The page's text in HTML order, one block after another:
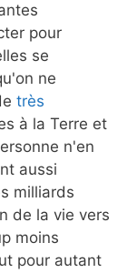
pour
se
ne
très
à la Terre et
n'en
aussi
milliards
de la vie vers
moins
pour autant